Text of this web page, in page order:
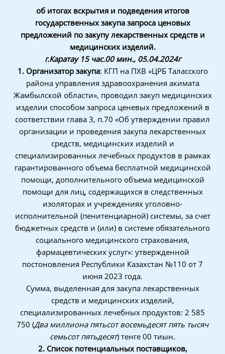
об итогах вскрытия и подведения итогов
государственных закупа запроса ценовых
предложений по закупу лекарственных средств и
медицинских изделий.
г.Каратау 15 час.00 мин., 05.04.2024г
1. Организатор закупа: КГП на ПХВ «ЦРБ Таласского
района управления здравоохранения акимата
Жамбылской области», проводил закуп медицинских
изделии способом запроса ценевых предложений в
соответствии глава 3, п.70 «Об утверждении правил
организации и проведения закупа лекарственных
средств, медицинских изделий и
специализированных лечебных продуктов в рамках
гарантированного объема бесплатной медицинской
помощи, дополнительного объема медицинской
помощи для лиц, содержащихся в следственных
изоляторах и учреждениях уголовно-
исполнительной (пенитенциарной) системы, за счет
бюджетных средств и (или) в системе обязательного
социального медицинского страхования,
фармацевтических услуг»: утвержденной
постоновления Республики Казахстан №110 от 7
июня 2023 года.
Сумма, выделенная для закупа лекарственных
средств и медицинских изделий,
специализированных лечебных продуктов: 2 585
750 (Два миллиона пятьсот восемьдесят пять тысяч
семьсот пятьдесят) тенге 00 тиын.
2. Список потенциальных поставщиков,